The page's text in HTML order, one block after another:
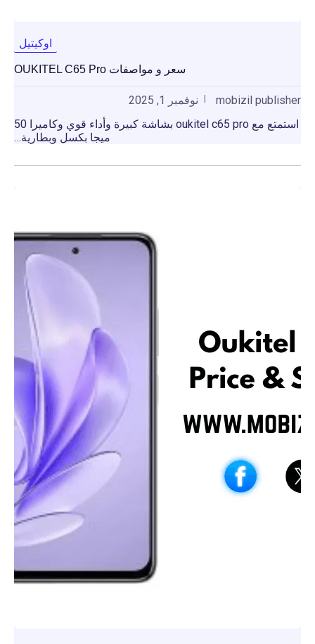
اوكيتيل
سعر و مواصفات OUKITEL C65 Pro
mobizil publisher
نوفمبر 1, 2025
استمتع مع oukitel c65 pro بشاشة كبيرة وأداء قوي وكاميرا 50
ميجا بكسل وبطارية…